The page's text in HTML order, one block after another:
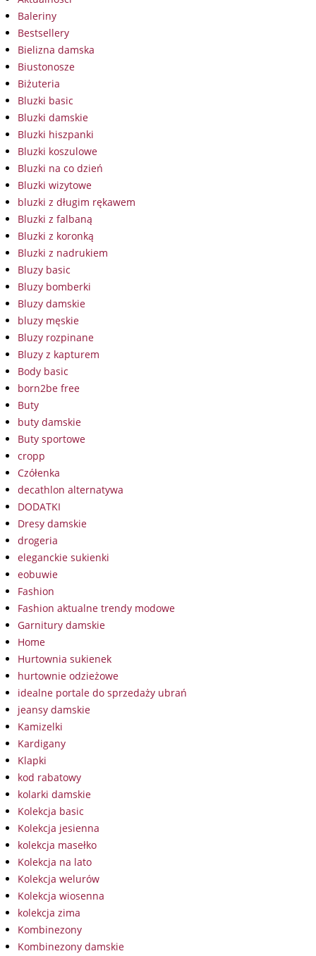
Baleriny
Bestsellery
Bielizna damska
Biustonosze
Biżuteria
Bluzki basic
Bluzki damskie
Bluzki hiszpanki
Bluzki koszulowe
Bluzki na co dzień
Bluzki wizytowe
bluzki z długim rękawem
Bluzki z falbaną
Bluzki z koronką
Bluzki z nadrukiem
Bluzy basic
Bluzy bomberki
Bluzy damskie
bluzy męskie
Bluzy rozpinane
Bluzy z kapturem
Body basic
born2be free
Buty
buty damskie
Buty sportowe
cropp
Czółenka
decathlon alternatywa
DODATKI
Dresy damskie
drogeria
eleganckie sukienki
eobuwie
Fashion
Fashion aktualne trendy modowe
Garnitury damskie
Home
Hurtownia sukienek
hurtownie odzieżowe
idealne portale do sprzedaży ubrań
jeansy damskie
Kamizelki
Kardigany
Klapki
kod rabatowy
kolarki damskie
Kolekcja basic
Kolekcja jesienna
kolekcja masełko
Kolekcja na lato
Kolekcja welurów
Kolekcja wiosenna
kolekcja zima
Kombinezony
Kombinezony damskie